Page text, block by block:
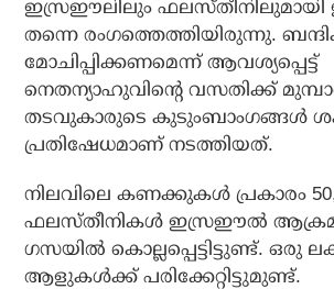
ഇസ്രഈലിലും
തന്നെ രംഗത്തെത്തിയിരുന്നു.
മോചിപ്പിക്കണമെന്ന് ആവശ്യപ്പെട്ട്
നെതന്യാഹുവിന്റെ വസതിക്ക്
തടവുകാരുടെ കുടുംബാംഗങ്ങള്‍
പ്രതിഷേധമാണ് നടത്തിയത്.
നിലവിലെ കണക്കുകള്‍ പ്രകാരം
ഫലസ്തീനികള്‍ ഇസ്രഈല്‍
ഗസയില്‍ കൊല്ലപ്പെട്ടിട്ടുണ്ട്. ഒരു
ആളുകള്‍ക്ക് പരിക്കേറ്റിട്ടുമുണ്ട്.